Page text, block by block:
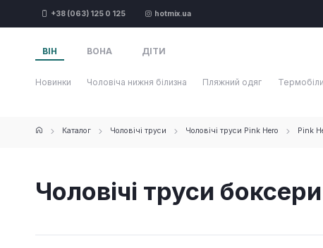
+38 (063) 125 0 125 hotmix.ua
ВІН ВОНА ДІТИ
Новинки Чоловіча нижня білизна Пляжний одяг
Каталог Чоловічі труси Чоловічі труси Pink Hero Pink
Чоловічі труси